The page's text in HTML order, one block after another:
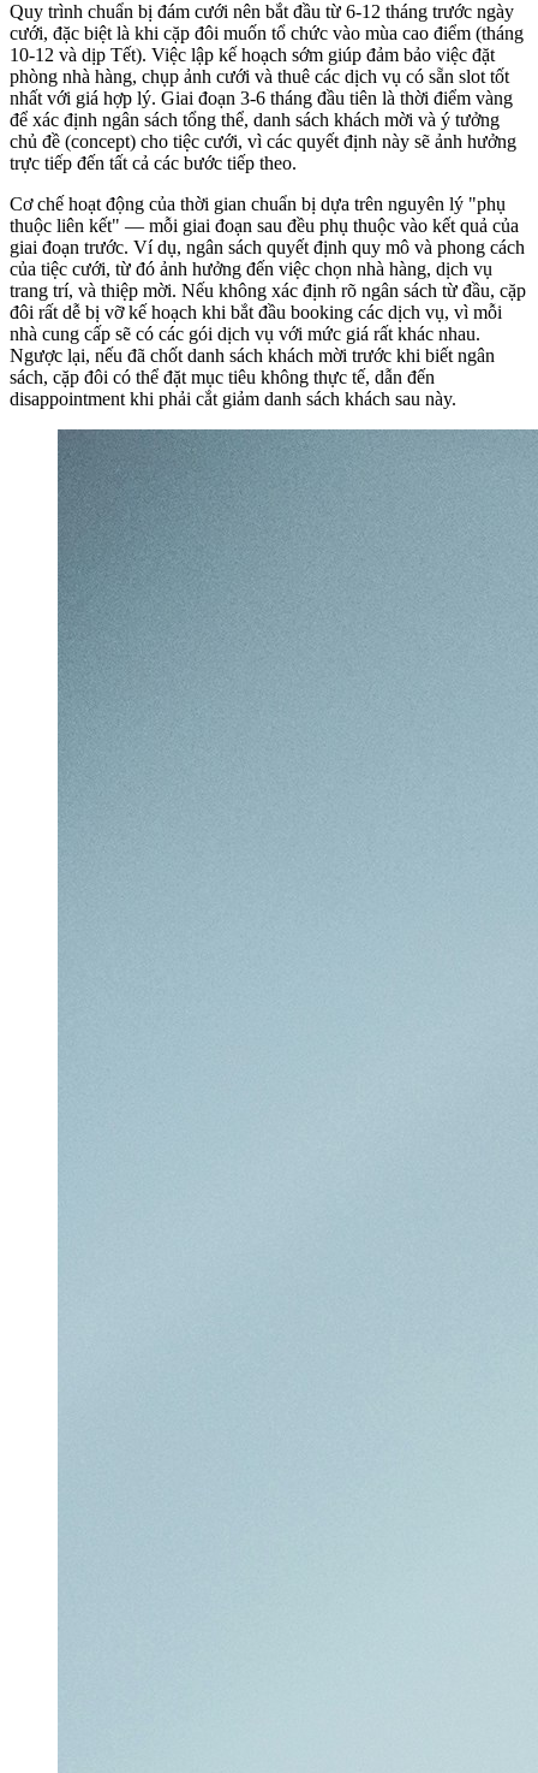
Quy trình chuẩn bị đám cưới nên bắt đầu từ 6-12 tháng trước ngày
cưới, đặc biệt là khi cặp đôi muốn tổ chức vào mùa cao điểm (tháng
10-12 và dịp Tết). Việc lập kế hoạch sớm giúp đảm bảo việc đặt
phòng nhà hàng, chụp ảnh cưới và thuê các dịch vụ có sẵn slot tốt
nhất với giá hợp lý. Giai đoạn 3-6 tháng đầu tiên là thời điểm vàng
để xác định ngân sách tổng thể, danh sách khách mời và ý tưởng
chủ đề (concept) cho tiệc cưới, vì các quyết định này sẽ ảnh hưởng
trực tiếp đến tất cả các bước tiếp theo.
Cơ chế hoạt động của thời gian chuẩn bị dựa trên nguyên lý "phụ
thuộc liên kết" — mỗi giai đoạn sau đều phụ thuộc vào kết quả của
giai đoạn trước. Ví dụ, ngân sách quyết định quy mô và phong cách
của tiệc cưới, từ đó ảnh hưởng đến việc chọn nhà hàng, dịch vụ
trang trí, và thiệp mời. Nếu không xác định rõ ngân sách từ đầu, cặp
đôi rất dễ bị vỡ kế hoạch khi bắt đầu booking các dịch vụ, vì mỗi
nhà cung cấp sẽ có các gói dịch vụ với mức giá rất khác nhau.
Ngược lại, nếu đã chốt danh sách khách mời trước khi biết ngân
sách, cặp đôi có thể đặt mục tiêu không thực tế, dẫn đến
disappointment khi phải cắt giảm danh sách khách sau này.